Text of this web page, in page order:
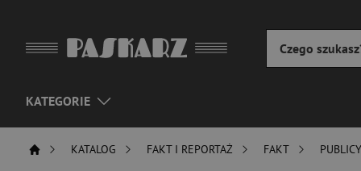
KATEGORIE
KATALOG FAKT I REPORTAŻ FAKT